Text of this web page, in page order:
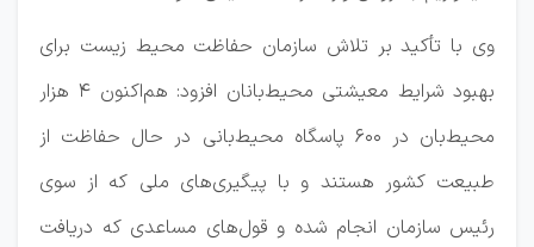
وی با تأکید بر تلاش سازمان حفاظت محیط زیست برای
بهبود شرایط معیشتی محیط‌بانان افزود: هم‌اکنون 4 هزار
محیط‌بان در 600 پاسگاه محیط‌بانی در حال حفاظت از
طبیعت کشور هستند و با پیگیری‌های ملی که از سوی
رئیس سازمان انجام شده و قول‌های مساعدی که دریافت